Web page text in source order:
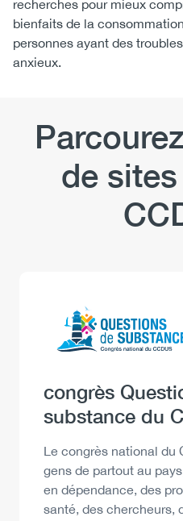
recherches pour mieux
bienfaits de la
personnes ayant des
anxieux.
de
Heading
congrès
substance du
Description
Le congrès national du
gens de partout au
en dépendance, des
santé, des chercheurs,